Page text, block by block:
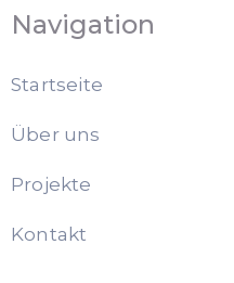
Navigation
Startseite
Über uns
Projekte
Kontakt